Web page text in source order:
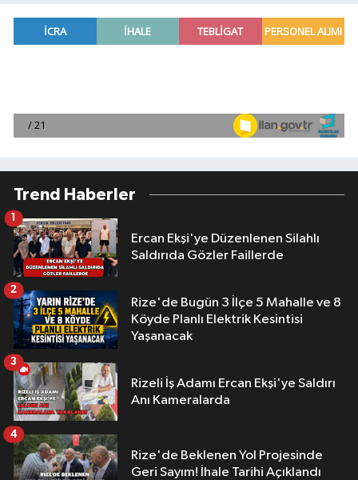
Trend Haberler
Ercan Ekşi'ye Düzenlenen Silahlı
Saldırıda Gözler Faillerde
1
Rize'de Bugün 3 İlçe 5 Mahalle ve 8
Köyde Planlı Elektrik Kesintisi
Yaşanacak
2
Rizeli İş Adamı Ercan Ekşi'ye Saldırı
Anı Kameralarda
3
Rize'de Beklenen Yol Projesinde
Geri Sayım! İhale Tarihi Açıklandı
4